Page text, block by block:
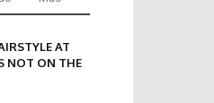
AT
NOT ON THE